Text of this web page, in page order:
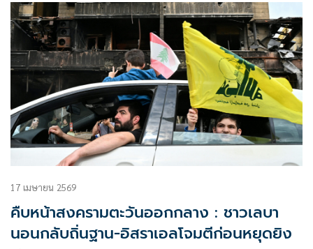
แล้วที่จะบรรลุข้อตกลงสันติภาพกับอิหร่าน
17 เมษายน 2569
คืบหน้าสงครามตะวันออกกลาง : ชาวเลบา
นอนกลับถิ่นฐาน-อิสราเอลโจมตีก่อนหยุดยิง